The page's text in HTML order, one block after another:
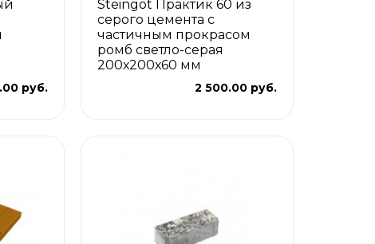
руб.
Steingot Практик 60 из
серого цемента с
частичным прокрасом
ромб светло-серая
200х200х60 мм
2 500.00 руб.